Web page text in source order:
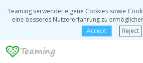
Teaming verwendet eigene Cookies sowie
eine besseres Nutzererfahrung zu
Accept
Reject